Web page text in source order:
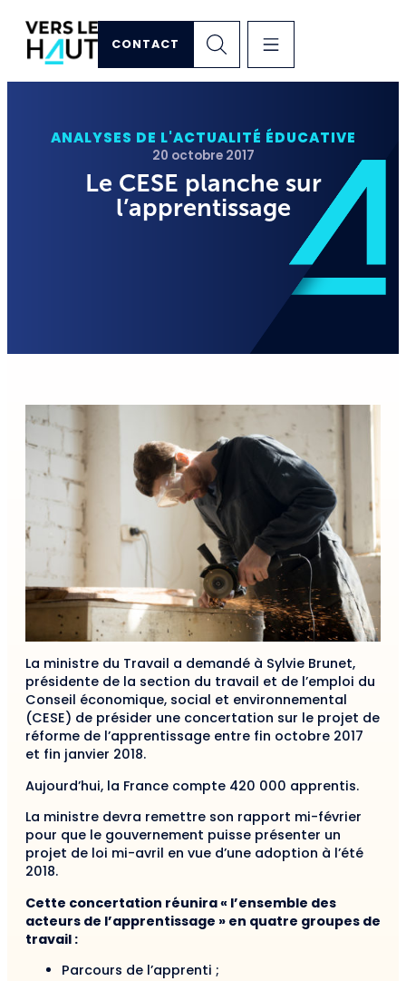
CONTACT
ANALYSES DE L'ACTUALITÉ ÉDUCATIVE
20 octobre 2017
Le CESE planche sur
l’apprentissage
La ministre du Travail a demandé à Sylvie Brunet,
présidente de la section du travail et de l’emploi du
Conseil économique, social et environnemental
(CESE) de présider une concertation sur le projet de
réforme de l’apprentissage entre fin octobre 2017
et fin janvier 2018.
Aujourd’hui, la France compte 420 000 apprentis.
La ministre devra remettre son rapport mi-février
pour que le gouvernement puisse présenter un
projet de loi mi-avril en vue d’une adoption à l’été
2018.
Cette concertation réunira « l’ensemble des
acteurs de l’apprentissage » en quatre groupes de
travail :
Parcours de l’apprenti ;